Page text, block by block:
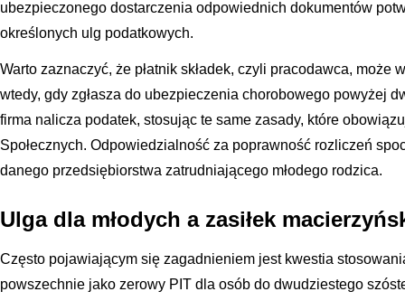
ubezpieczonego dostarczenia odpowiednich dokumentów
określonych ulg podatkowych.
Warto zaznaczyć, że płatnik składek, czyli pracodawca, może
wtedy, gdy zgłasza do ubezpieczenia chorobowego powyżej
firma nalicza podatek, stosując te same zasady, które
Społecznych. Odpowiedzialność za poprawność rozliczeń
danego przedsiębiorstwa zatrudniającego młodego rodzica.
Ulga dla młodych a zasiłek
Często pojawiającym się zagadnieniem jest kwestia
powszechnie jako zerowy PIT dla osób do dwudziestego